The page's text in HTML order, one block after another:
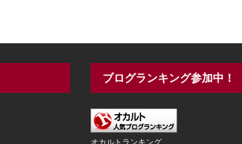
ブログランキング参加中！
オカルトランキング